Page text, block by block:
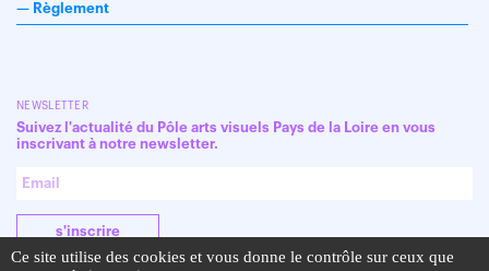
— Règlement
NEWSLETTER
Suivez l'actualité du Pôle arts visuels Pays de la Loire en vous
inscrivant à notre newsletter.
s'inscrire
Ce site utilise des cookies et vous donne le contrôle sur ceux que